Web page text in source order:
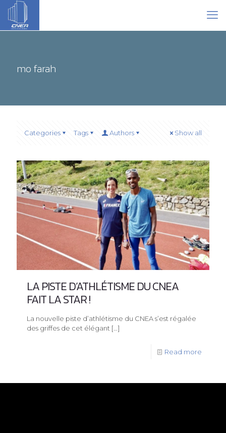
mo farah
Categories Tags Authors Show all
LA PISTE D’ATHLÉTISME DU CNEA
FAIT LA STAR !
La nouvelle piste d’athlétisme du CNEA s’est régalée
des griffes de cet élégant […]
Read more